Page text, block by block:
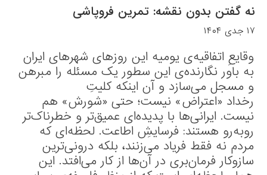
نه گفتن بدون نقشه: تمرین فروپاشی
۱۷ جدی ۱۴۰۴
وقایعِ اتفاقیه‌ی یومیه این روزهای شهرهای ایران
به باور نگارنده‌ی این سطور یک مسئله را مبرهن
و مسجل می‌سازد و آن اینکه کلیتِ
رخداد «اعتراض» نیست؛ حتی «شورش» هم
نیست. ایرانی‌ها با پدیده‌ای عمیق‌تر و خطرناک‌تر
روبه‌رو هستند: فرسایشِ اطاعت. لحظه‌ای که
مردم نه فقط فریاد می‌زنند، بلکه درونی‌ترین
سازوکار فرمان‌بری در آن‌ها از کار می‌افتد. این